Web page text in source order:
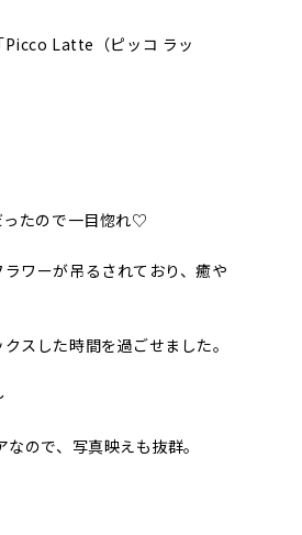
Picco Latte（ピッコ ラッ
ったので一目惚れ♡
ワーが吊るされており、癒や
スした時間を過ごせました。
ので、写真映えも抜群。